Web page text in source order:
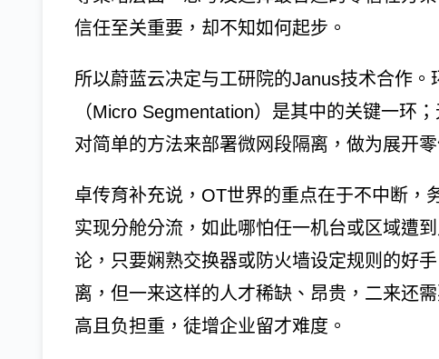
信任至关重要，却不知如何起步。
所以蔚蓝云决定与工研院的Janus技术合作
（Micro Segmentation）是其中的关键一环
对简单的方法来部署微网段隔离，做为展开
卓传育补充说，OT世界的重点在于不中断，
实现分舱分流，如此哪怕任一机台或区域遭
论，只要娴熟交换器或防火墙设定规则的好
离，但一来这样的人才稀缺、昂贵，二来还
高且负担重，徒增企业留才难度。